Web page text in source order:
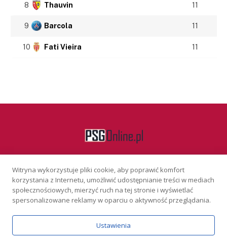
8 Thauvin 11
9 Barcola 11
10 Fati Vieira 11
Facebook
KONTAKT REKLAMA POLITYKA PRYWATNOŚCI
Serwis wyłącznie dla osób powyżej 18 lat. Hazard może uzależniać.
Graj odpowiedzialnie.Szczegóły
Witryna wykorzystuje pliki cookie, aby poprawić komfort
korzystania z Internetu, umożliwić udostępnianie treści w mediach
społecznościowych, mierzyć ruch na tej stronie i wyświetlać
spersonalizowane reklamy w oparciu o aktywność przeglądania.
Ustawienia